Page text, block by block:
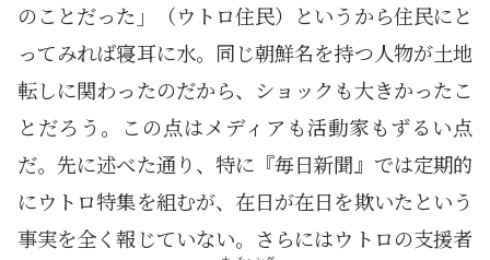
のことだった」（ウトロ住民）というから住民にと
ってみれば寝耳に水。同じ朝鮮名を持つ人物が土地
転しに関わったのだから、ショックも大きかったこ
とだろう。この点はメディアも活動家もずるい点
だ。先に述べた通り、特に『毎日新聞』では定期的
にウトロ特集を組むが、在日が在日を欺いたという
事実を全く報じていない。さらにはウトロの支援者